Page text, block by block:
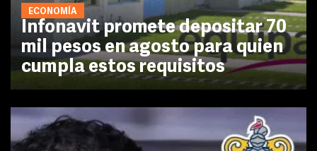
ECONOMÍA
Infonavit promete depositar 70
mil pesos en agosto para quien
cumpla estos requisitos